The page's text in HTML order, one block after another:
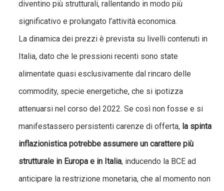
diventino più strutturali, rallentando in modo più
significativo e prolungato l’attività economica.
La dinamica dei prezzi è prevista su livelli contenuti in
Italia, dato che le pressioni recenti sono state
alimentate quasi esclusivamente dal rincaro delle
commodity, specie energetiche, che si ipotizza
attenuarsi nel corso del 2022. Se così non fosse e si
manifestassero persistenti carenze di offerta, la spinta
inflazionistica potrebbe assumere un carattere più
strutturale in Europa e in Italia, inducendo la BCE ad
anticipare la restrizione monetaria, che al momento non